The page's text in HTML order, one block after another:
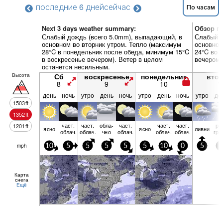
последние 6 днейсейчас По часам
Next 3 days weather summary:
Слабый дождь (всего 5.0mm), выпадающий, в
основном во вторник утром. Тепло (максимум
28°C в понедельник после обеда, минимум 15°C
в воскресенье вечером). Ветер в целом
останется несильным.
Обзор
Слабый
24°C во
Высота
1503ft
1352ft
1201ft
Сб
8
воскресенье
9
понедельник
10
день ночь утро день ночь утро день ночь утро
ясно част.
облач.
част.
облач.
обла­
чно
част.
облач. ясно част.
облач.
част.
облач. ливни
mph 10 5 5 5 5 5 10 0 5
Карта
снега
Ещё